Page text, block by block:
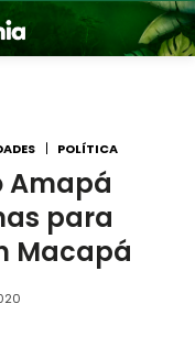
POLÍTICA
Amapá
para
Macapá